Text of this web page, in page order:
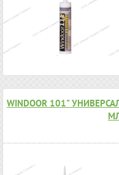
WINDOOR 101"